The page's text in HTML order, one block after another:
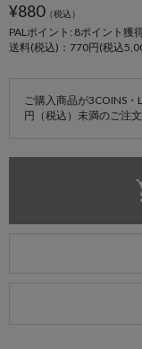
¥880（税込）
PALポイント: 8ポイント獲
送料(税込)：770円(税込
ご購入商品が3COINS
円（税込）未満のご注文